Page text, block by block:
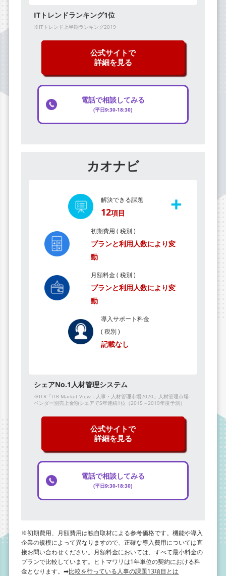
ITトレンドランキング1位
※ITトレンド上半期ランキング2019
公式サイトで
詳細を見る
電話で相談してみる
(平日9:30-18:30)
カオナビ
解決できる課題
12項目 +
初期費用 ( 税別 )
プランと利用人数により変
動
月額料金 ( 税別 )
プランと利用人数により変
動
導入サポート料金
( 税別 )
記載なし
シェアNo.1人材管理システム
※ITR「ITR Market View：人事・人材管理市場2020」人材管理市場-
ベンダー別売上金額シェアで5年連続1位（2015～2019年度予測）
公式サイトで
詳細を見る
電話で相談してみる
(平日9:30-18:30)
※初期費用、月額費用は独自取材による参考価格です。機能や導入
企業の規模によって異なりますので、正確な導入費用については直
接お問い合わせください。月額料金においては、すべて最小料金の
プランで比較しています。ヒトマワリは1年単位の契約における料
金となります。➡比較を行っている人事の課題13項目とは